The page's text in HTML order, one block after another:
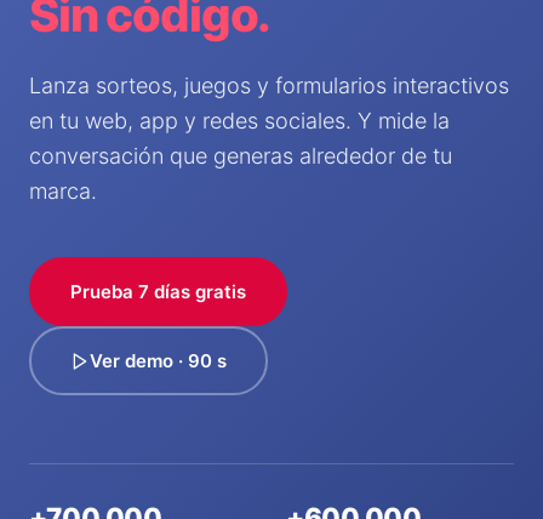
Sin código.
Lanza sorteos, juegos y formularios interactivos
en tu web, app y redes sociales. Y mide la
conversación que generas alrededor de tu
marca.
Prueba 7 días gratis
Ver demo · 90 s